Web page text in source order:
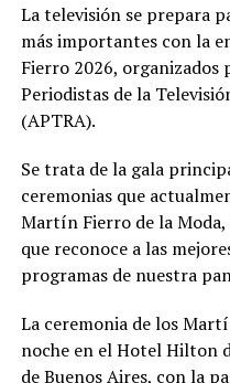
La televisión se prepara
más importantes con la
Fierro 2026, organizados
Periodistas de la
(APTRA).
Se trata de la gala
ceremonias que
Martín Fierro de la Moda,
que reconoce a las
programas de nuestra
La ceremonia de los
noche en el Hotel Hilton
de Buenos Aires, con la